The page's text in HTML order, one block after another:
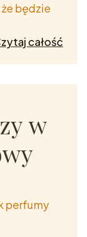
będzie
całość
w
perfumy